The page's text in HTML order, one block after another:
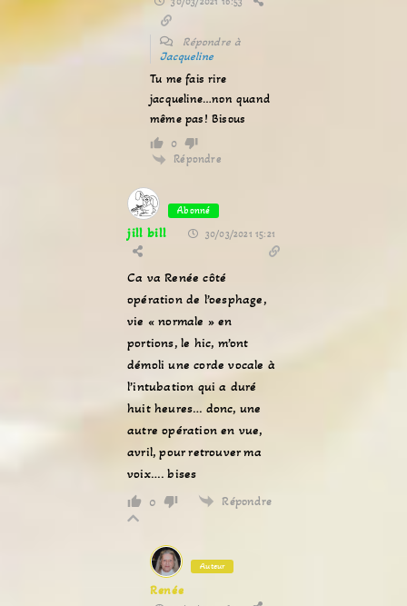
Répondre à
Jacqueline
Tu me fais rire
jacqueline…non quand
même pas! Bisous
0
Répondre
Abonné
jill bill 30/03/2021 15:21
Ca va Renée côté
opération de l’oesphage,
vie « normale » en
portions, le hic, m’ont
démoli une corde vocale à
l’intubation qui a duré
huit heures… donc, une
autre opération en vue,
avril, pour retrouver ma
voix…. bises
0 Répondre
Auteur
Renée